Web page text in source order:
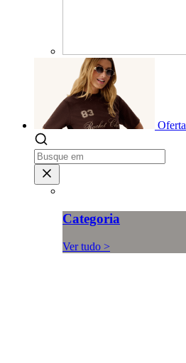
Oferta
Categoria
Ver tudo >